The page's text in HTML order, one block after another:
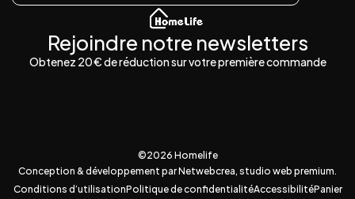
Rejoindre notre newsletters
Obtenez 20 € de réduction sur votre première commande
©2026 Homelife
Conception & développement par Netwebcrea, studio web premium.
Conditions d’utilisationPolitique de confidentialitéAccessibilitéPanier